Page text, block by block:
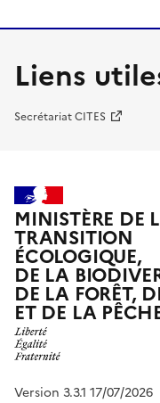
Liens
Secrétariat CITES
MINISTÈRE DE
TRANSITION
ÉCOLOGIQUE,
DE LA
DE LA FORÊT,
ET DE LA
Version 3.3.1 17/07/2026